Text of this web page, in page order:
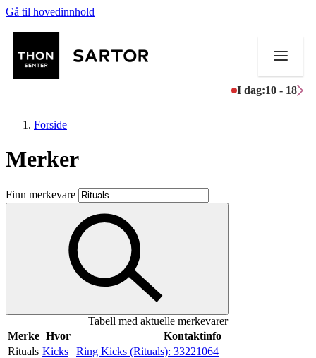
Gå til hovedinnhold
I dag:10 - 18
Butikker
Mat og drikke
Aktiviteter
Inspirasjon
Forside
Merker
Finn merkevare
Tabell med aktuelle merkevarer
Merke Hvor
Kontaktinfo
Rituals Kicks Ring Kicks (Rituals): 33221064